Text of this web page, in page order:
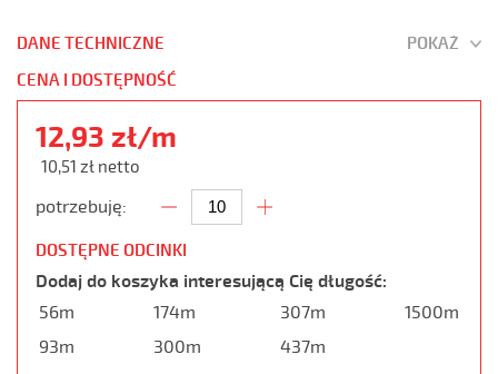
DANE TECHNICZNE
POKAŻ
CENA I DOSTĘPNOŚĆ
12,93 zł/m
10,51 zł netto
potrzebuję:
DOSTĘPNE ODCINKI
Dodaj do koszyka interesującą Cię długość:
56m
93m
174m
300m
307m
437m
1500m